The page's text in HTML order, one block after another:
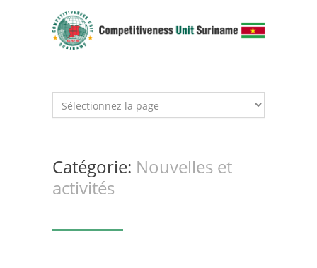
Catégorie: Nouvelles et
activités